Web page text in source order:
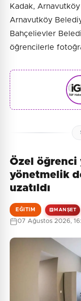
Kadak, Arnavutköy
Arnavutköy
Bahçelievler
öğrencilerle
Özel öğrenci
yönetmelik
uzatıldı
EĞITIM MANŞET
07 Ağustos 2026,